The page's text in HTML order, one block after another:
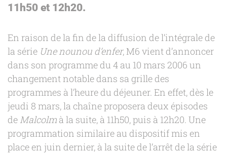
11h50 et 12h20.
En raison de la fin de la diffusion de l’intégrale de
la série Une nounou d’enfer, M6 vient d’annoncer
dans son programme du 4 au 10 mars 2006 un
changement notable dans sa grille des
programmes à l’heure du déjeuner. En effet, dès le
jeudi 8 mars, la chaîne proposera deux épisodes
de Malcolm à la suite, à 11h50, puis à 12h20. Une
programmation similaire au dispositif mis en
place en juin dernier, à la suite de l’arrêt de la série